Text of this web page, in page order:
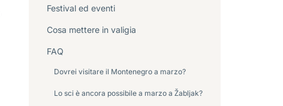
Festival ed eventi
Cosa mettere in valigia
FAQ
Dovrei visitare il Montenegro a marzo?
Lo sci è ancora possibile a marzo a Žabljak?